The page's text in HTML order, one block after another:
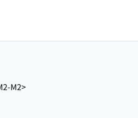
M2>